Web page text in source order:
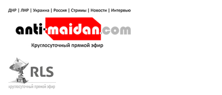
содержимому
Антимайдан: Гражданская война
на Украине
гражданской войне на Украине, включая события в Новороссии, ДНР,
ЛНР и других регионах.